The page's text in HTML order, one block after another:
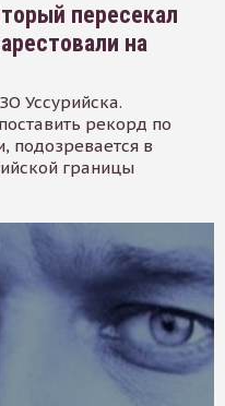
пересекал
на
Уссурийска.
рекорд по
подозревается в
границы